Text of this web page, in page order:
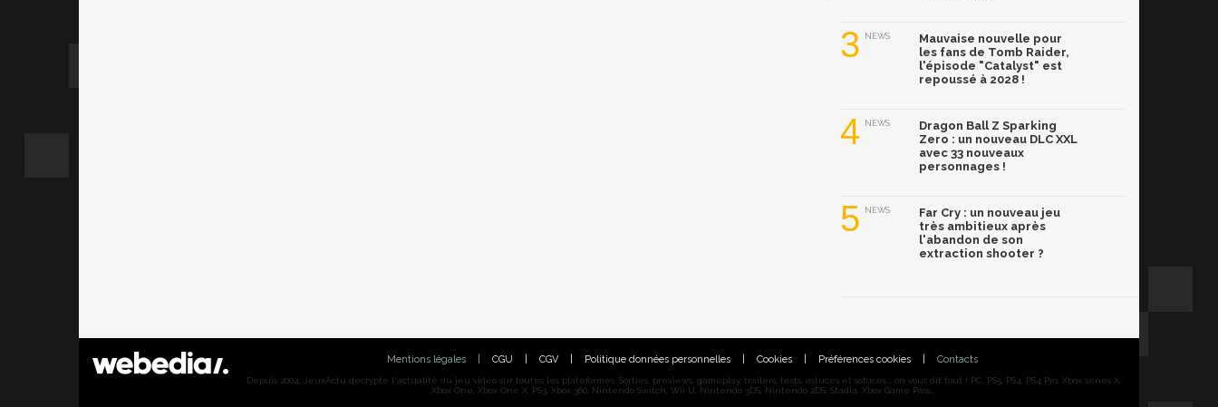
3 NEWS
Mauvaise nouvelle pour
les fans de Tomb Raider,
l'épisode "Catalyst" est
repoussé à 2028 !
4 NEWS
Dragon Ball Z Sparking
Zero : un nouveau DLC XXL
avec 33 nouveaux
personnages !
5 NEWS
Far Cry : un nouveau jeu
très ambitieux après
l'abandon de son
extraction shooter ?
Mentions légales CGU CGV Politique données personnelles Cookies Préférences cookies Contacts
Depuis 2004, JeuxActu décrypte l'actualité du jeu vidéo sur toutes les plateformes. Sorties, previews, gameplay, trailers, tests, astuces et soluces... on vous dit tout ! PC, PS5, PS4, PS4 Pro, Xbox series X,
Xbox One, Xbox One X, PS3, Xbox 360, Nintendo Switch, Wii U, Nintendo 3DS, Nintendo 2DS, Stadia, Xbox Game Pass...